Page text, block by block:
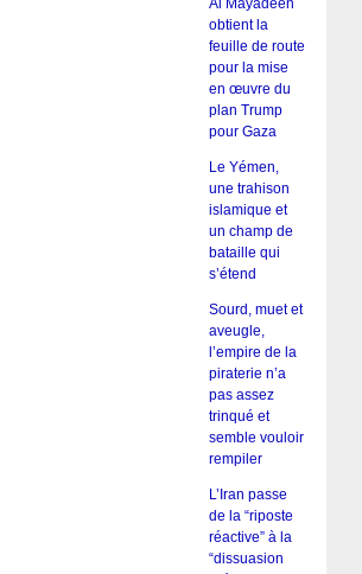
Al Mayadeen
obtient la
feuille de route
pour la mise
en œuvre du
plan Trump
pour Gaza
Le Yémen,
une trahison
islamique et
un champ de
bataille qui
s’étend
Sourd, muet et
aveugle,
l’empire de la
piraterie n’a
pas assez
trinqué et
semble vouloir
rempiler
L’Iran passe
de la “riposte
réactive” à la
“dissuasion